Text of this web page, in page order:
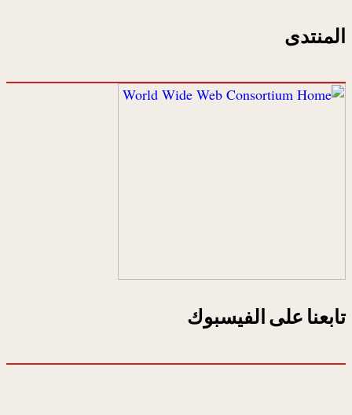
المنتدى
تابعنا على الفيسبوك